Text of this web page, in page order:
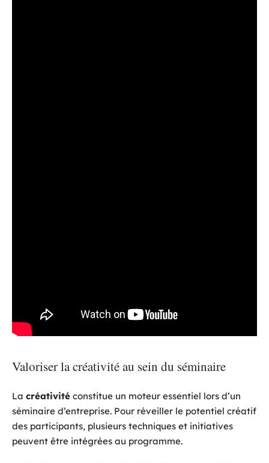
Valoriser la créativité au sein du séminaire
La créativité constitue un moteur essentiel lors d’un
séminaire d’entreprise. Pour réveiller le potentiel créatif
des participants, plusieurs techniques et initiatives
peuvent être intégrées au programme.